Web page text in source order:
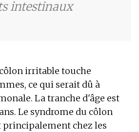
intestinaux
irritable touche
ce qui serait dû à
La tranche d'âge est
Le syndrome du côlon
chez les